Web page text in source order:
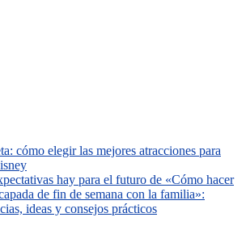
cómo elegir las mejores atracciones para
hay para el futuro de «Cómo hacer
de fin de semana con la familia»:
ideas y consejos prácticos